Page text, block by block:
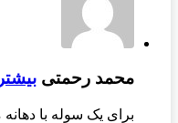
محمد رحمتی بیشتر